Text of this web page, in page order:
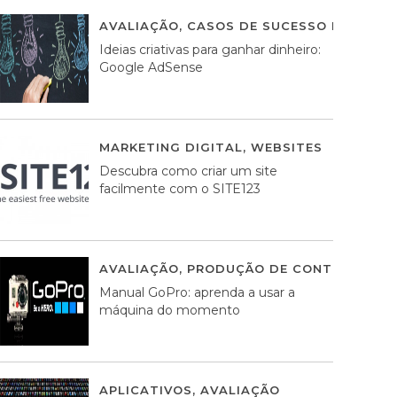
AVALIAÇÃO, CASOS DE SUCESSO DE
Ideias criativas para ganhar dinheiro:
Google AdSense
MARKETING DIGITAL, WEBSITES
Descubra como criar um site
facilmente com o SITE123
AVALIAÇÃO, PRODUÇÃO DE CONTEÚDOS
Manual GoPro: aprenda a usar a
máquina do momento
APLICATIVOS, AVALIAÇÃO